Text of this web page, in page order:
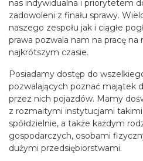
nas indywidualna i priorytetem
zadowoleni z finału sprawy.
naszego zespołu jak i ciągłe
prawa pozwala nam na pracę
najkrótszym czasie.
Posiadamy dostęp do
pozwalających poznać majątek
przez nich pojazdów. Mamy
z rozmaitymi instytucjami
spółdzielnie, a także każdym
gospodarczych, osobami
dużymi przedsiębiorstwami.